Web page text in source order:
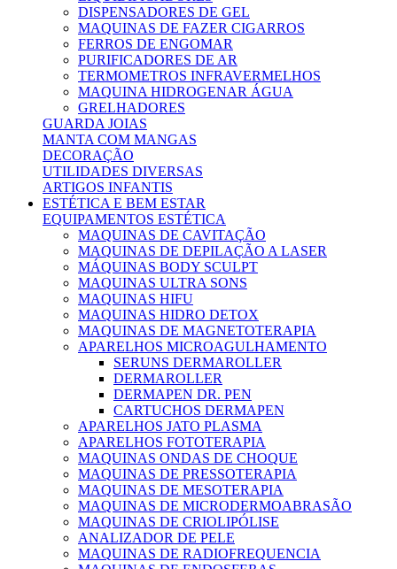
DISPENSADORES DE GEL
MAQUINAS DE FAZER CIGARROS
FERROS DE ENGOMAR
PURIFICADORES DE AR
TERMOMETROS INFRAVERMELHOS
MAQUINA HIDROGENAR ÁGUA
GRELHADORES
GUARDA JOIAS
MANTA COM MANGAS
DECORAÇÃO
UTILIDADES DIVERSAS
ARTIGOS INFANTIS
ESTÉTICA E BEM ESTAR
EQUIPAMENTOS ESTÉTICA
MAQUINAS DE CAVITAÇÃO
MAQUINAS DE DEPILAÇÃO A LASER
MÁQUINAS BODY SCULPT
MAQUINAS ULTRA SONS
MAQUINAS HIFU
MAQUINAS HIDRO DETOX
MAQUINAS DE MAGNETOTERAPIA
APARELHOS MICROAGULHAMENTO
SERUNS DERMAROLLER
DERMAROLLER
DERMAPEN DR. PEN
CARTUCHOS DERMAPEN
APARELHOS JATO PLASMA
APARELHOS FOTOTERAPIA
MAQUINAS ONDAS DE CHOQUE
MAQUINAS DE PRESSOTERAPIA
MAQUINAS DE MESOTERAPIA
MAQUINAS DE MICRODERMOABRASÃO
MAQUINAS DE CRIOLIPÓLISE
ANALIZADOR DE PELE
MAQUINAS DE RADIOFREQUENCIA